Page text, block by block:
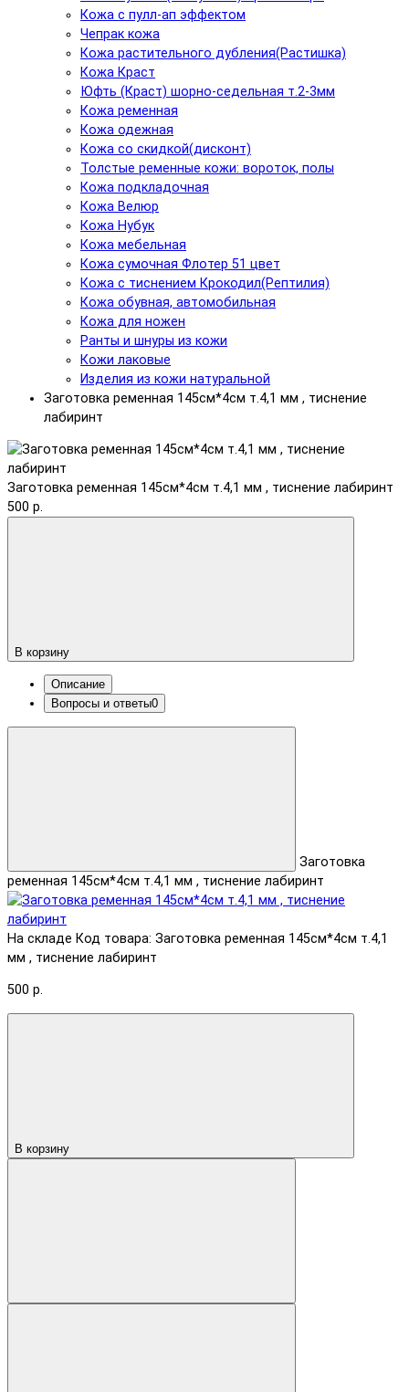
Кожа с пулл-ап эффектом
Чепрак кожа
Кожа растительного дубления(Растишка)
Кожа Краст
Юфть (Краст) шорно-седельная т.2-3мм
Кожа ременная
Кожа одежная
Кожа со скидкой(дисконт)
Толстые ременные кожи: вороток, полы
Кожа подкладочная
Кожа Велюр
Кожа Нубук
Кожа мебельная
Кожа сумочная Флотер 51 цвет
Кожа с тиснением Крокодил(Рептилия)
Кожа обувная, автомобильная
Кожа для ножен
Ранты и шнуры из кожи
Кожи лаковые
Изделия из кожи натуральной
Заготовка ременная 145см*4см т.4,1 мм , тиснение
лабиринт
Заготовка ременная 145см*4см т.4,1 мм , тиснение лабиринт
500 р.
В корзину
Описание
Вопросы и ответы0
Заготовка
ременная 145см*4см т.4,1 мм , тиснение лабиринт
На складе Код товара: Заготовка ременная 145см*4см т.4,1
мм , тиснение лабиринт
500 р.
В корзину